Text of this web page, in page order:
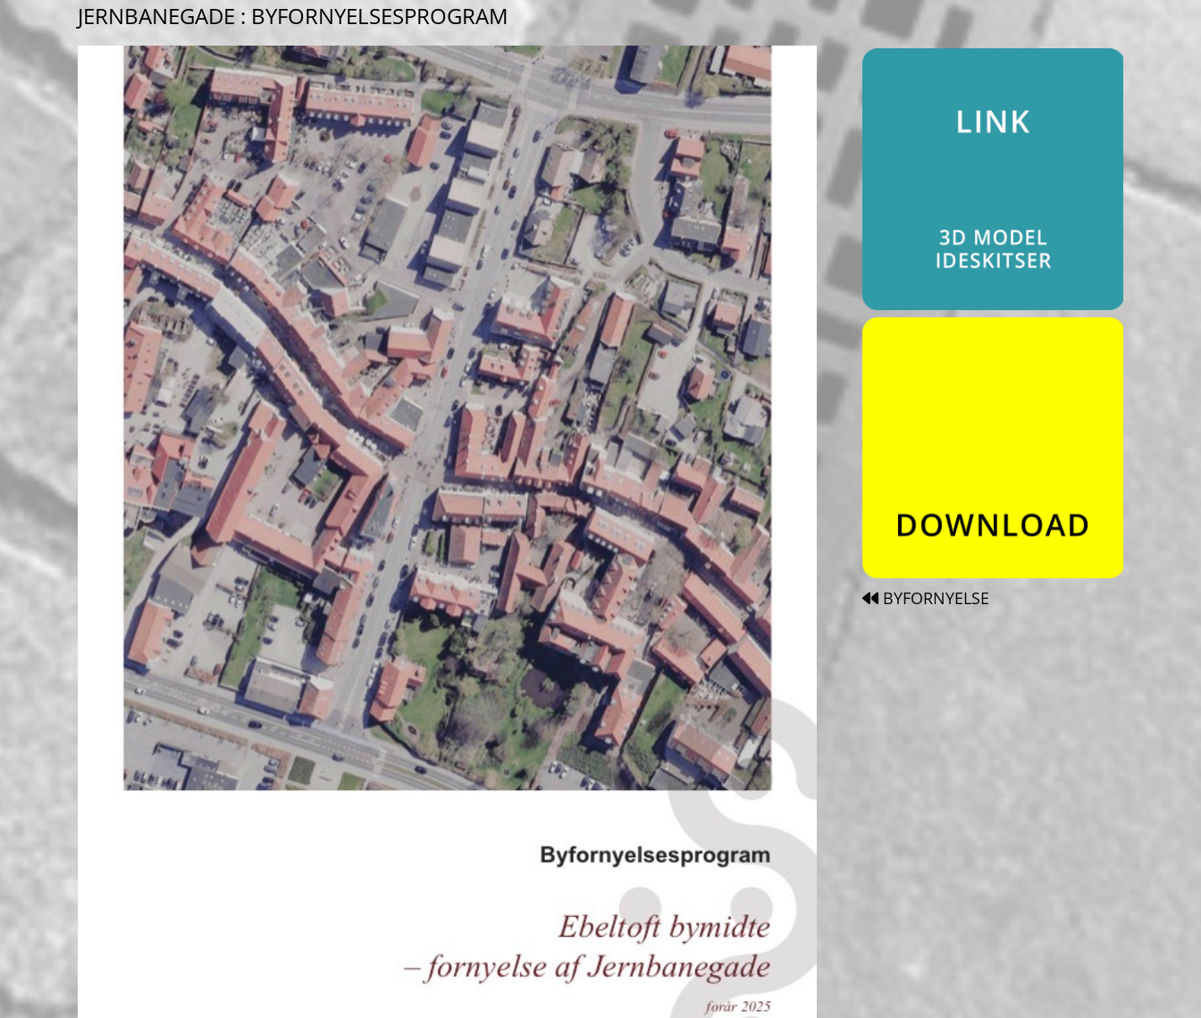
JERNBANEGADE : BYFORNYELSESPROGRAM
BYFORNYELSE